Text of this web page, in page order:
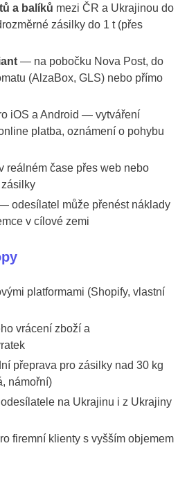
a balíků mezi ČR a Ukrajinou do
zásilky do 1 t (přes
— na pobočku Nova Post, do
(AlzaBox, GLS) nebo přímo
iOS a Android — vytváření
platba, oznámení o pohybu
reálném čase přes web nebo
odesílatel může přenést náklady
v cílové zemi
platformami (Shopify, vlastní
vrácení zboží a
přeprava pro zásilky nad 30 kg
námořní)
na Ukrajinu i z Ukrajiny
firemní klienty s vyšším objemem